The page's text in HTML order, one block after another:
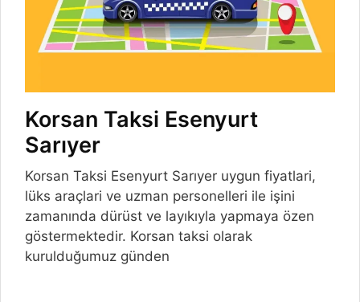
Korsan Taksi Esenyurt
Sarıyer
Korsan Taksi Esenyurt Sarıyer uygun fiyatlari,
lüks araçlari ve uzman personelleri ile işini
zamanında dürüst ve layıkıyla yapmaya özen
göstermektedir. Korsan taksi olarak
kurulduğumuz günden